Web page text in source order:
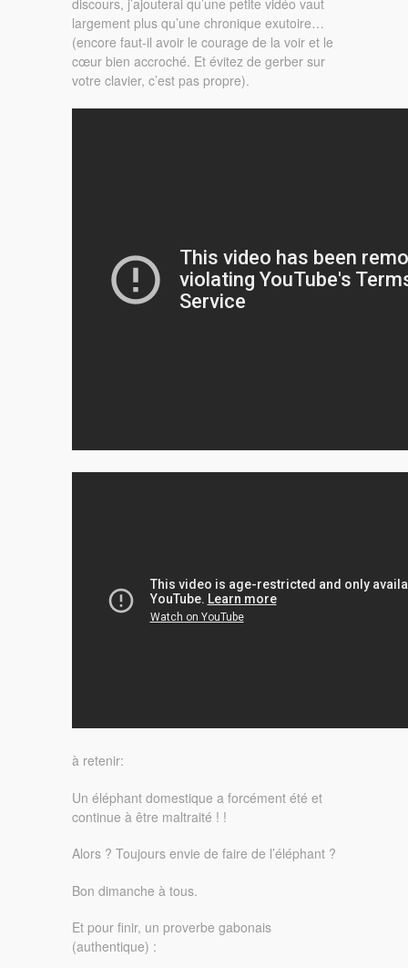
discours, j’ajouterai qu’une petite vidéo vaut
largement plus qu’une chronique exutoire…
(encore faut-il avoir le courage de la voir et le
cœur bien accroché. Et évitez de gerber sur
votre clavier, c’est pas propre).
à retenir:
Un éléphant domestique a forcément été et
continue à être maltraité ! !
Alors ? Toujours envie de faire de l’éléphant ?
Bon dimanche à tous.
Et pour finir, un proverbe gabonais
(authentique) :